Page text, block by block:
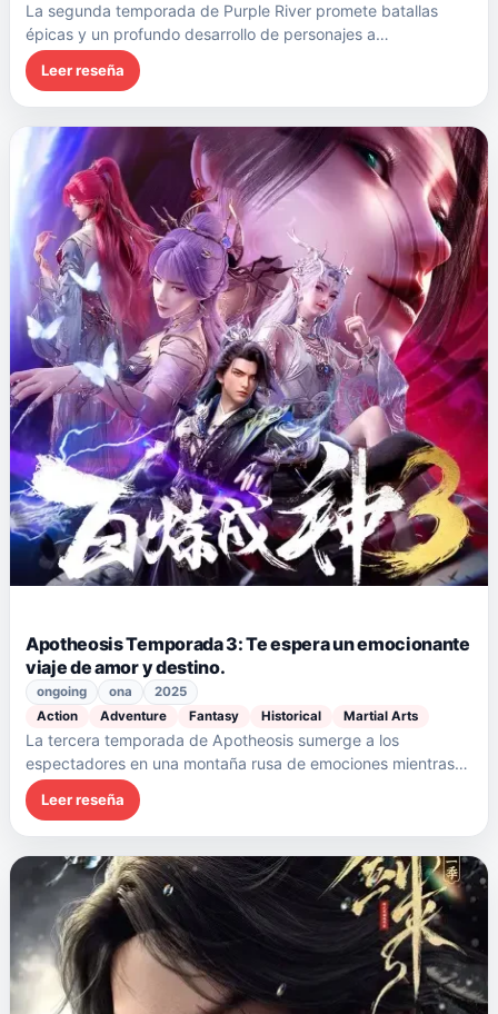
La segunda temporada de Purple River promete batallas
épicas y un profundo desarrollo de personajes a…
Leer reseña
Apotheosis Temporada 3: Te espera un emocionante
viaje de amor y destino.
ongoing ona
2025
Action
Adventure Fantasy Historical Martial Arts
La tercera temporada de Apotheosis sumerge a los
espectadores en una montaña rusa de emociones mientras…
Leer reseña